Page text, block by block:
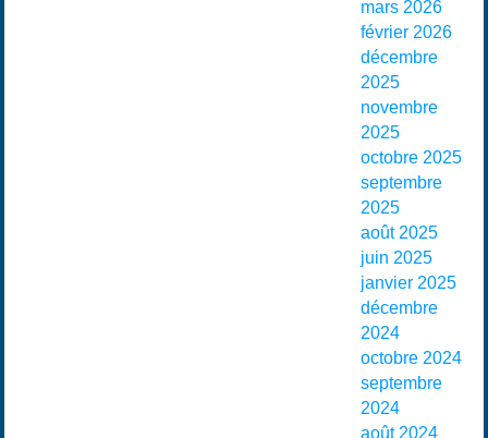
mars 2026
février 2026
décembre
2025
novembre
2025
octobre 2025
septembre
2025
août 2025
juin 2025
janvier 2025
décembre
2024
octobre 2024
septembre
2024
août 2024